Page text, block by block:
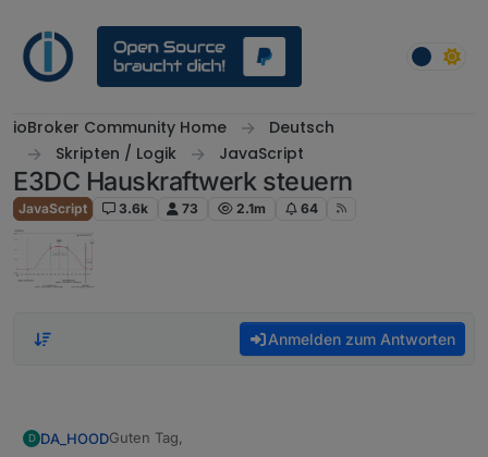
ioBroker Community Home
Deutsch
Skripten / Logik
JavaScript
E3DC Hauskraftwerk steuern
JavaScript 3.6k 73 2.1m 64
Anmelden zum Antworten
D DA_HOODGuten Tag,